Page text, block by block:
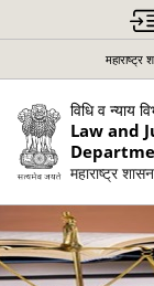
महाराष्ट्र
विधि व न्याय
Law and
महाराष्ट्र शासन